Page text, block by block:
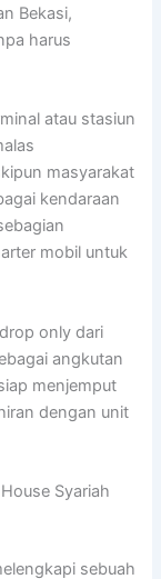
Bekasi,
harus
atau stasiun
masyarakat
kendaraan
mobil untuk
only dari
angkutan
menjemput
dengan unit
Syariah
sebuah